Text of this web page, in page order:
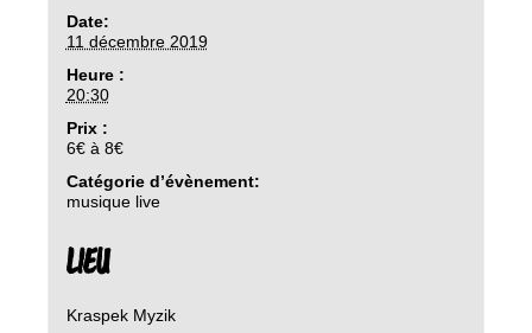
Date:
11 décembre 2019
Heure :
20:30
Prix :
6€ à 8€
Catégorie d’évènement:
musique live
LIEU
Kraspek Myzik